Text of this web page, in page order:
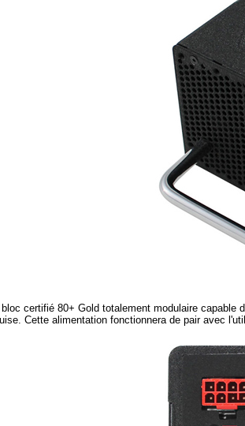
certifié 80+ Gold totalement modulaire
Cette alimentation fonctionnera de pair avec